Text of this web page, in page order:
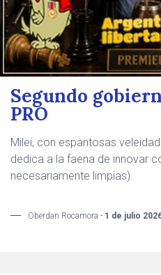
Segundo
PRO
Milei, con espantosas
dedica a la faena de innovar
necesariamente limpias).
Oberdan Rocamora - 1 de julio